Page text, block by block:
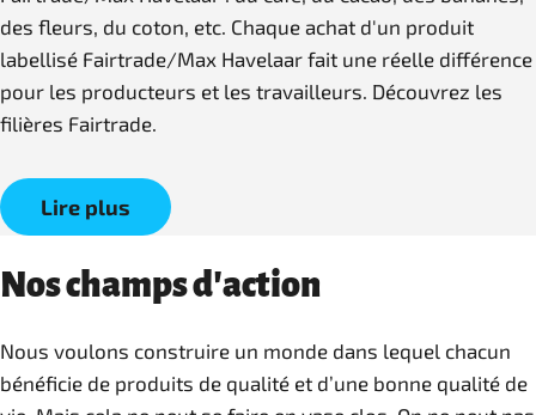
des fleurs, du coton, etc. Chaque achat d'un produit
labellisé Fairtrade/Max Havelaar fait une réelle différence
pour les producteurs et les travailleurs. Découvrez les
filières Fairtrade.
Lire plus
Nos champs d'action
Nous voulons construire un monde dans lequel chacun
bénéficie de produits de qualité et d’une bonne qualité de